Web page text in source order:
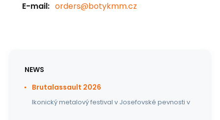
E-mail: orders@botykmm.cz
NEWS
Brutalassault 2026
Ikonický metalový festival v Josefovské pevnosti v